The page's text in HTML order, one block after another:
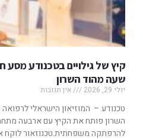
קיץ של גילויים בטכנודע מסע
שעה מהוד השרון
יולי 29, 2026 אין תגובות
טכנודע – המוזיאון הישראלי
השרון פותח את הקיץ עם ארבעה
להרפתקה משפחתית.טכנוזאור לוקח